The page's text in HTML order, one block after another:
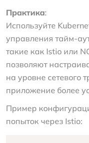
Практика:
Используйте
управления тайм-
такие как Istio или
позволяют
на уровне сетевого
приложение более
Пример
попыток через Istio: